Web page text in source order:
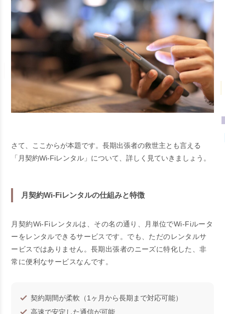
さて、ここからが本題です。長期出張者の救世主とも言える
「月契約Wi-Fiレンタル」について、詳しく見ていきましょう。
月契約Wi-Fiレンタルの仕組みと特徴
月契約Wi-Fiレンタルは、その名の通り、月単位でWi-Fiルータ
ーをレンタルできるサービスです。でも、ただのレンタルサ
ービスではありません。長期出張者のニーズに特化した、非
常に便利なサービスなんです。
契約期間が柔軟（1ヶ月から長期まで対応可能）
高速で安定した通信が可能